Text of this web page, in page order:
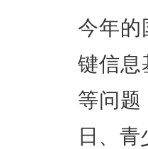
今年的
键信息
等问题
日、